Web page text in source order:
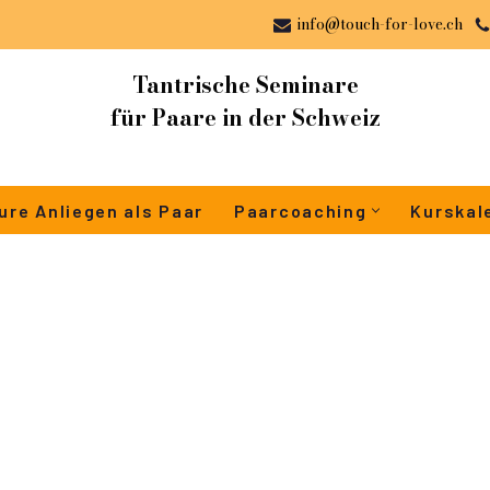
info@touch-for-love.ch
Tantrische Seminare
für Paare in der Schweiz
Anliegen als Paar Paarcoaching